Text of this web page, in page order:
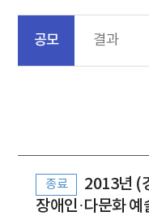
공모 결과
종료
2013년 (
장애인·다문화